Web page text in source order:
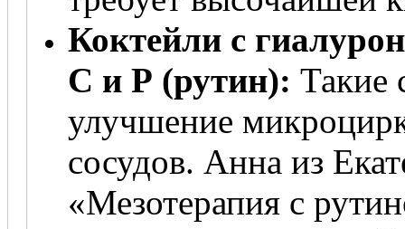
Коктейли с
С и Р (рутин): Такие
улучшение
сосудов. Анна из
«Мезотерапия с